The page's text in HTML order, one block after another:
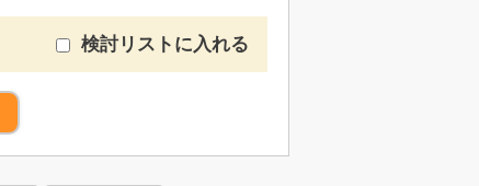
検討リストに入れる